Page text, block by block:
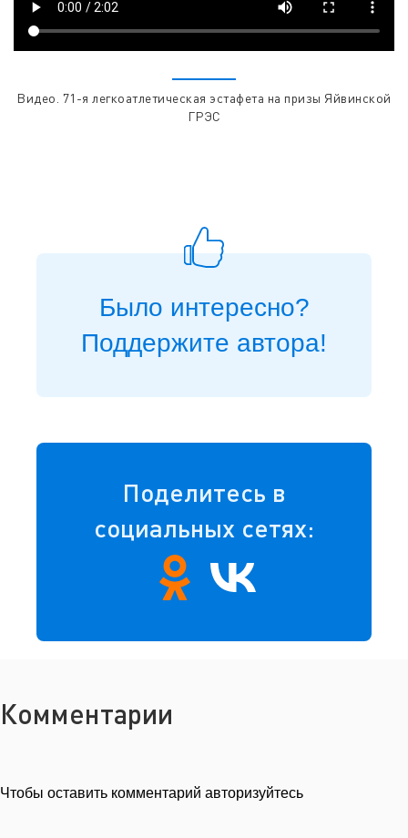
Видео. 71-я легкоатлетическая эстафета на призы Яйвинской
ГРЭС
Было интересно?
Поддержите автора!
Поделитесь в
социальных сетях:
Комментарии
Чтобы оставить комментарий авторизуйтесь